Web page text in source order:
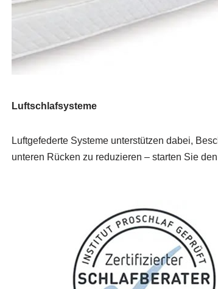
Luftschlafsysteme
Luftgefederte Systeme unterstützen dabei,
unteren Rücken zu reduzieren – starten Sie